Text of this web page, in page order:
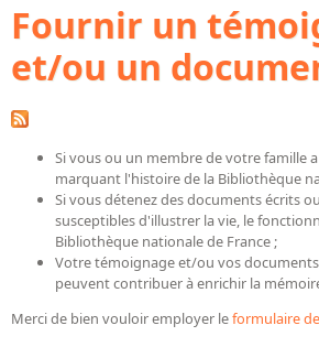
Ressources documentaires
Archives administratives
Bibliographie sur la BnF
Bibliographie historique de la
France
Dictionnaire de la BnF
Fournir un
et/ou un
Si vous ou un membre de votre famille
marquant l'histoire de la Bibliothèque
Si vous détenez des documents écrits
susceptibles d'illustrer la vie, le
Bibliothèque nationale de France ;
Votre témoignage et/ou vos
peuvent contribuer à enrichir la
Merci de bien vouloir employer leformulaire